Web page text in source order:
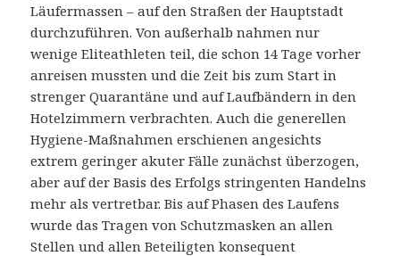
Läufermassen – auf den Straßen der Hauptstadt
durchzuführen. Von außerhalb nahmen nur
wenige Eliteathleten teil, die schon 14 Tage vorher
anreisen mussten und die Zeit bis zum Start in
strenger Quarantäne und auf Laufbändern in den
Hotelzimmern verbrachten. Auch die generellen
Hygiene-Maßnahmen erschienen angesichts
extrem geringer akuter Fälle zunächst überzogen,
aber auf der Basis des Erfolgs stringenten Handelns
mehr als vertretbar. Bis auf Phasen des Laufens
wurde das Tragen von Schutzmasken an allen
Stellen und allen Beteiligten konsequent